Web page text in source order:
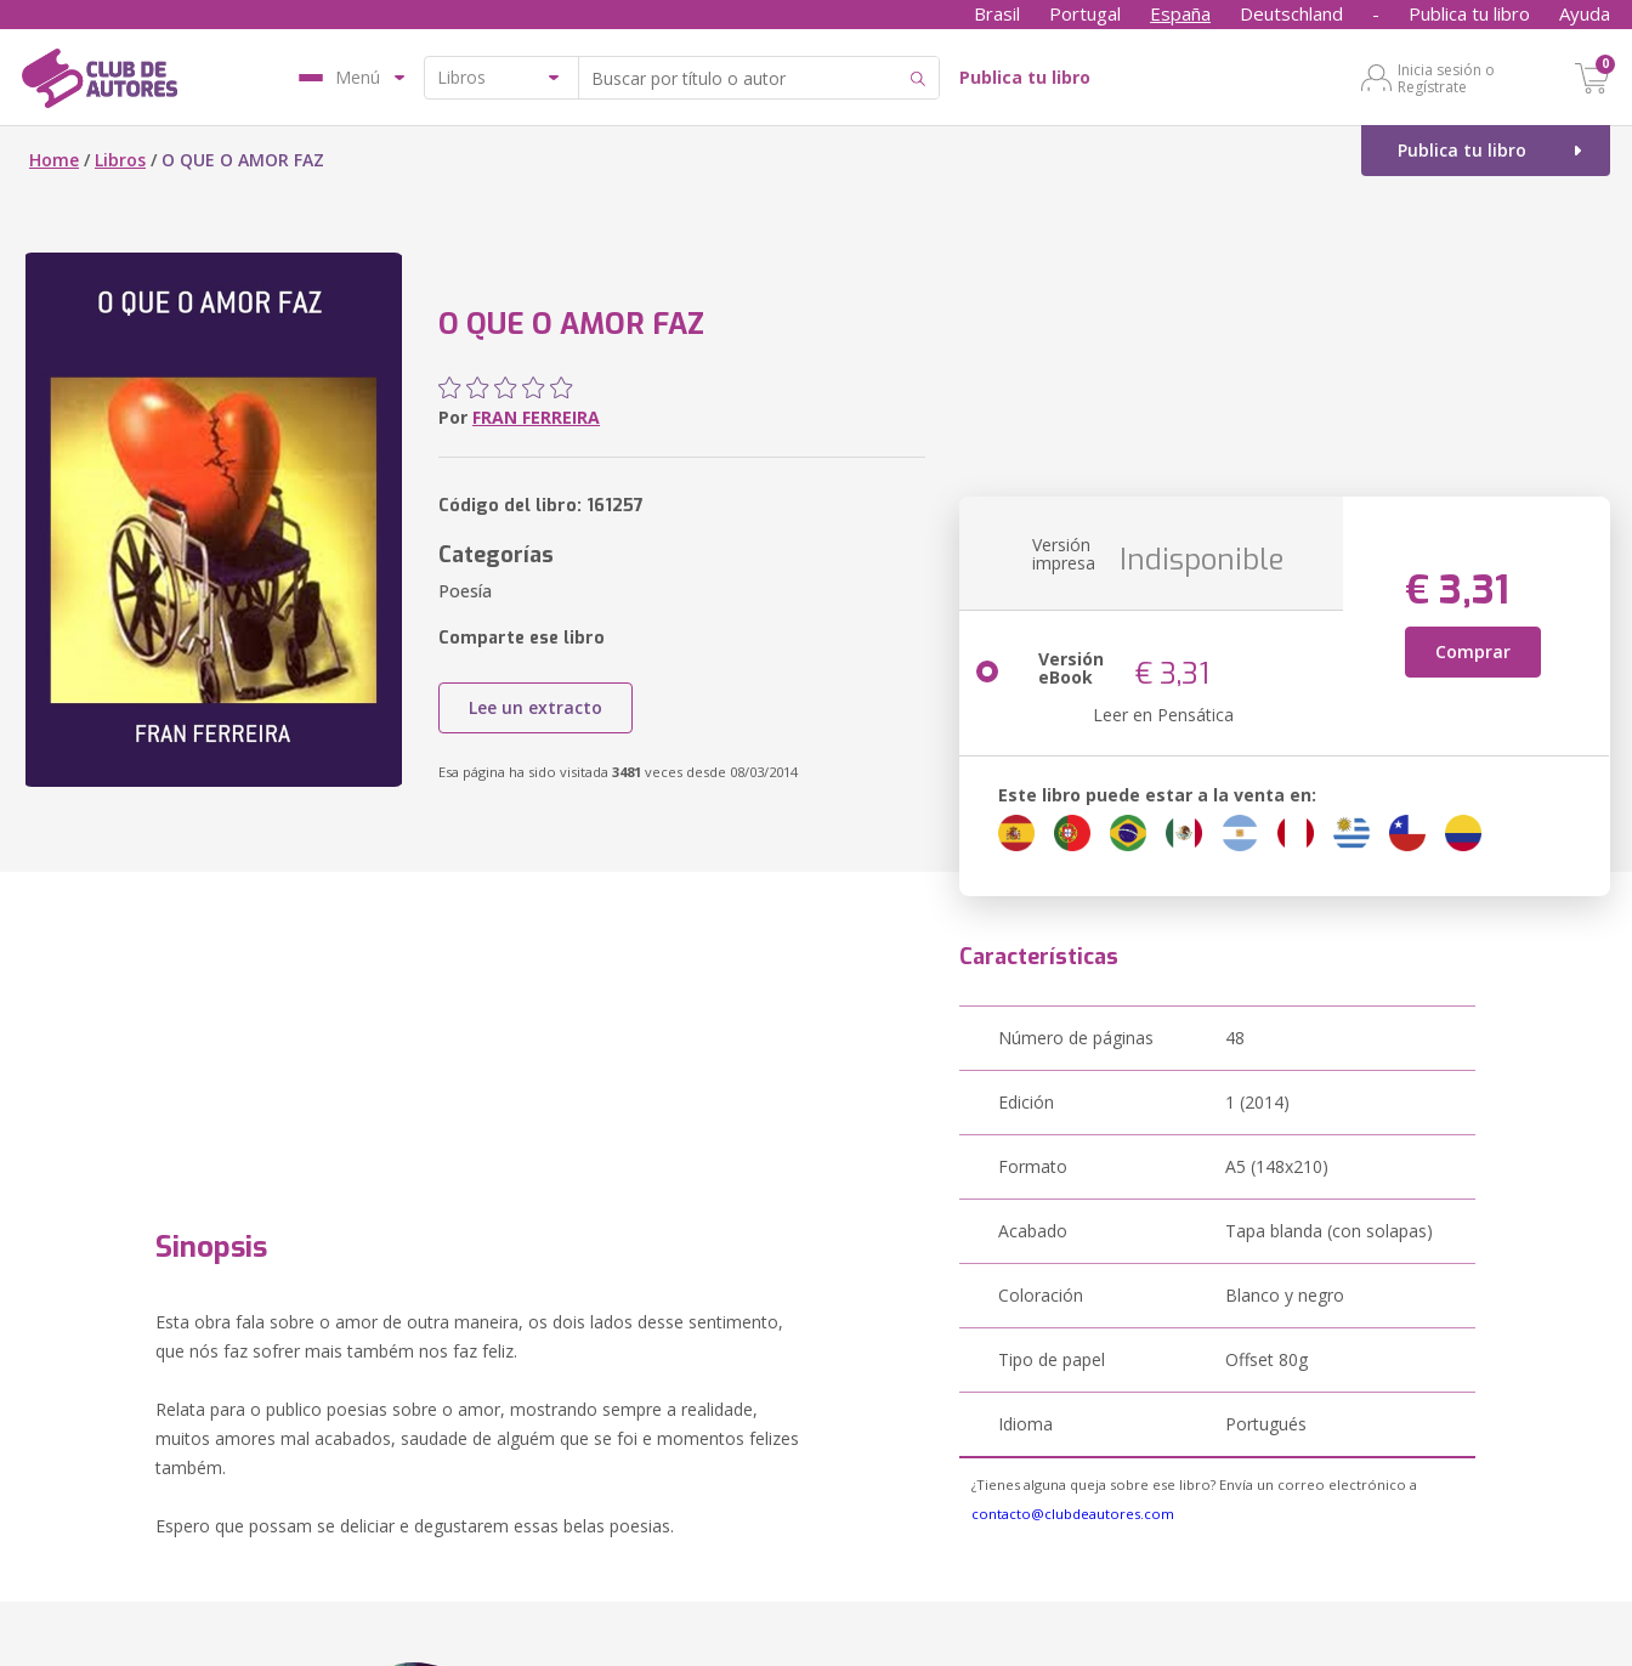
Brasil Portugal España Deutschland - Publica tu libro Ayuda
Menú Publica tu libro
Inicia sesión o
Regístrate
0
Publica tu libro
Home / Libros / O QUE O AMOR FAZ
O QUE O AMOR FAZ
Por FRAN FERREIRA
Código del libro: 161257
Categorías
Poesía
Comparte ese libro
Lee un extracto
Esa página ha sido visitada 3481 veces desde 08/03/2014
Versión
impresa Indisponible
€ 3,31
Comprar
Versión
eBook € 3,31
Leer en Pensática
Este libro puede estar a la venta en:
Sinopsis
Esta obra fala sobre o amor de outra maneira, os dois lados desse sentimento,
que nós faz sofrer mais também nos faz feliz.
Relata para o publico poesias sobre o amor, mostrando sempre a realidade,
muitos amores mal acabados, saudade de alguém que se foi e momentos felizes
também.
Espero que possam se deliciar e degustarem essas belas poesias.
Características
Número de páginas 48
Edición 1 (2014)
Formato A5 (148x210)
Acabado Tapa blanda (con solapas)
Coloración Blanco y negro
Tipo de papel Offset 80g
Idioma Portugués
¿Tienes alguna queja sobre ese libro? Envía un correo electrónico a
contacto@clubdeautores.com